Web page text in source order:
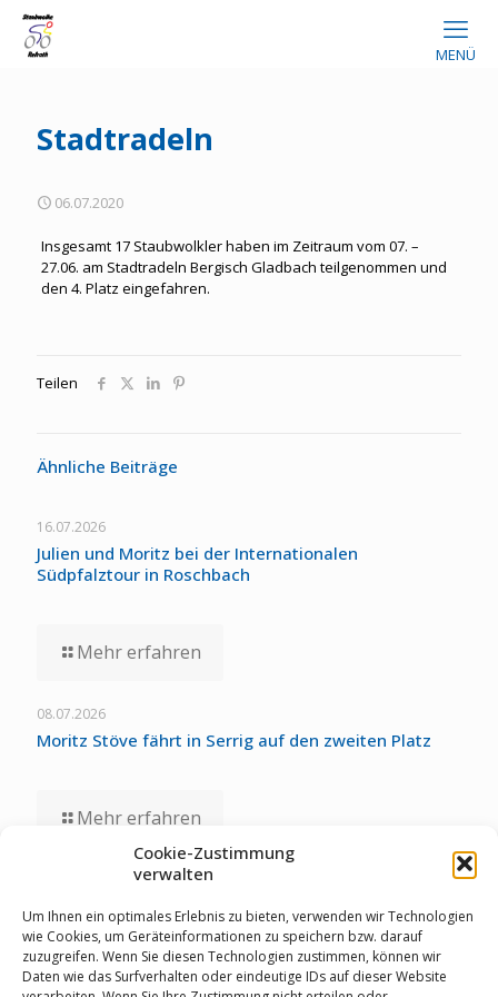
Cookie-Zustimmung
verwalten
Um Ihnen ein optimales Erlebnis zu bieten, verwenden wir Technologien
wie Cookies, um Geräteinformationen zu speichern bzw. darauf
zuzugreifen. Wenn Sie diesen Technologien zustimmen, können wir
Daten wie das Surfverhalten oder eindeutige IDs auf dieser Website
MENÜ
Stadtradeln
06.07.2020
Insgesamt 17 Staubwolkler haben im Zeitraum vom 07. –
27.06. am Stadtradeln Bergisch Gladbach teilgenommen und
den 4. Platz eingefahren.
Teilen
Ähnliche Beiträge
16.07.2026
Julien und Moritz bei der Internationalen
Südpfalztour in Roschbach
Mehr erfahren
08.07.2026
Moritz Stöve fährt in Serrig auf den zweiten Platz
Mehr erfahren
Staubwolke-U17 zollt unglücklichen Umständen bei
Deutschen Meisterschaften Tribut